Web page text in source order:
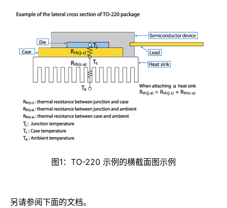
图1：TO-220 示例的横截面图示例
另请参阅下面的文档。